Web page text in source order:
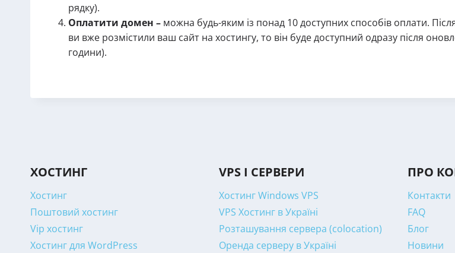
рядку).
Оплатити домен – можна будь-яким із понад 10 доступних способів оплати.
ви вже розмістили ваш сайт на хостингу, то він буде доступний одразу після
години).
ХОСТИНГ
Хостинг
Поштовий хостинг
Vip хостинг
Хостинг для WordPress
VPS І СЕРВЕРИ
Хостинг Windows VPS
VPS Хостинг в Україні
Розташування сервера (colocation)
Оренда серверу в Україні
ПРО
Контакти
FAQ
Блог
Новини